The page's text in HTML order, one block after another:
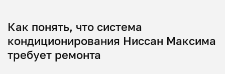
Как понять, что система
кондиционирования Ниссан Максима
требует ремонта